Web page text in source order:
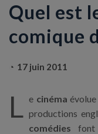
Quel est
comique
17 juin 2011
L e cinéma
productions
comédies font